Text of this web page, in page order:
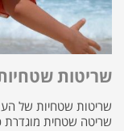
שריטות
שריטות שטחיות של
שריטה שטחית מוגדרת